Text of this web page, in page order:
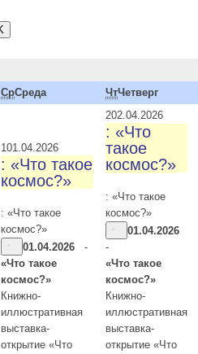
СрСреда ЧтЧетверг
101.04.2026
: «Что такое
космос?»
: «Что такое
космос?»
01.04.2026
-
«Что такое
космос?»
Книжно-
иллюстративная
выставка-
открытие «Что
202.04.2026
: «Что
такое
космос?»
: «Что такое
космос?»
01.04.2026
-
«Что такое
космос?»
Книжно-
иллюстративная
выставка-
открытие «Что